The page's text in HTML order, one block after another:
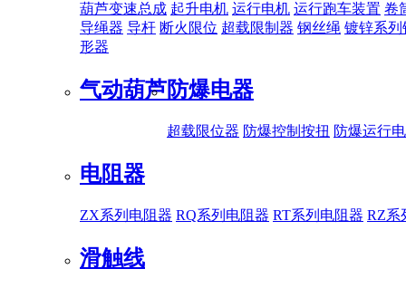
葫芦变速总成 起升电机 运行电机 运行跑车装置 卷
导绳器 导杆 断火限位 超载限制器 钢丝绳 镀锌系列
形器
气动葫芦防爆电器
超载限位器 防爆控制按扭 防爆运行
电阻器
ZX系列电阻器 RQ系列电阻器 RT系列电阻器 RZ系
滑触线